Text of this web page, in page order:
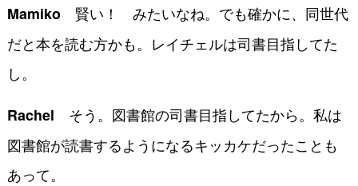
Mamiko賢い！ みたいなね。でも確かに、同世代
だと本を読む方かも。レイチェルは司書目指してた
し。
Rachel そう。図書館の司書目指してたから。私は
図書館が読書するようになるキッカケだったことも
あって。